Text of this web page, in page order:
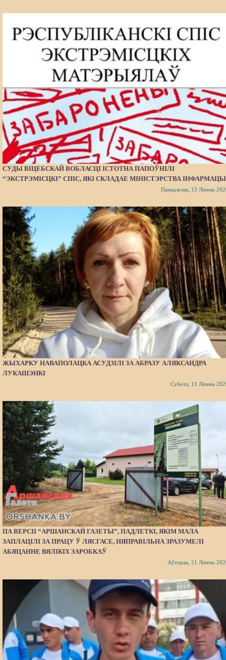
СУДЫ ВІЦЕБСКАЙ ВОБЛАСЦІ ІСТОТНА ПАПОЎНІЛІ
“ЭКСТРЭМІСЦКІ” СПІС, ЯКІ СКЛАДАЕ МІНІСТЭРСТВА
Панядзелак, 13 Ліпень
ЖЫХАРКУ НАВАПОЛАЦКА АСУДЗІЛІ ЗА АБРАЗУ АЛЯКСАНДРА
ЛУКАШЭНКІ
Субота, 11 Ліпень
ПА ВЕРСІІ “АРШАНСКАЙ ГАЗЕТЫ”, ПАДЛЕТКІ, ЯКІМ МАЛА
ЗАПЛАЦІЛІ ЗА ПРАЦУ Ў ЛЯСГАСЕ, НЯПРАВІЛЬНА ЗРАЗУМЕЛІ
АБЯЦАННЕ ВЯЛІКІХ ЗАРОБКАЎ
Аўторак, 21 Ліпень